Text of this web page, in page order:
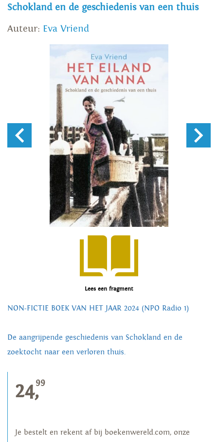
Schokland en de geschiedenis van een thuis
Auteur: Eva Vriend
Lees een fragment
NON-FICTIE BOEK VAN HET JAAR 2024 (NPO Radio 1)
De aangrijpende geschiedenis van Schokland en de
zoektocht naar een verloren thuis.
24,99
Je bestelt en rekent af bij boekenwereld.com, onze